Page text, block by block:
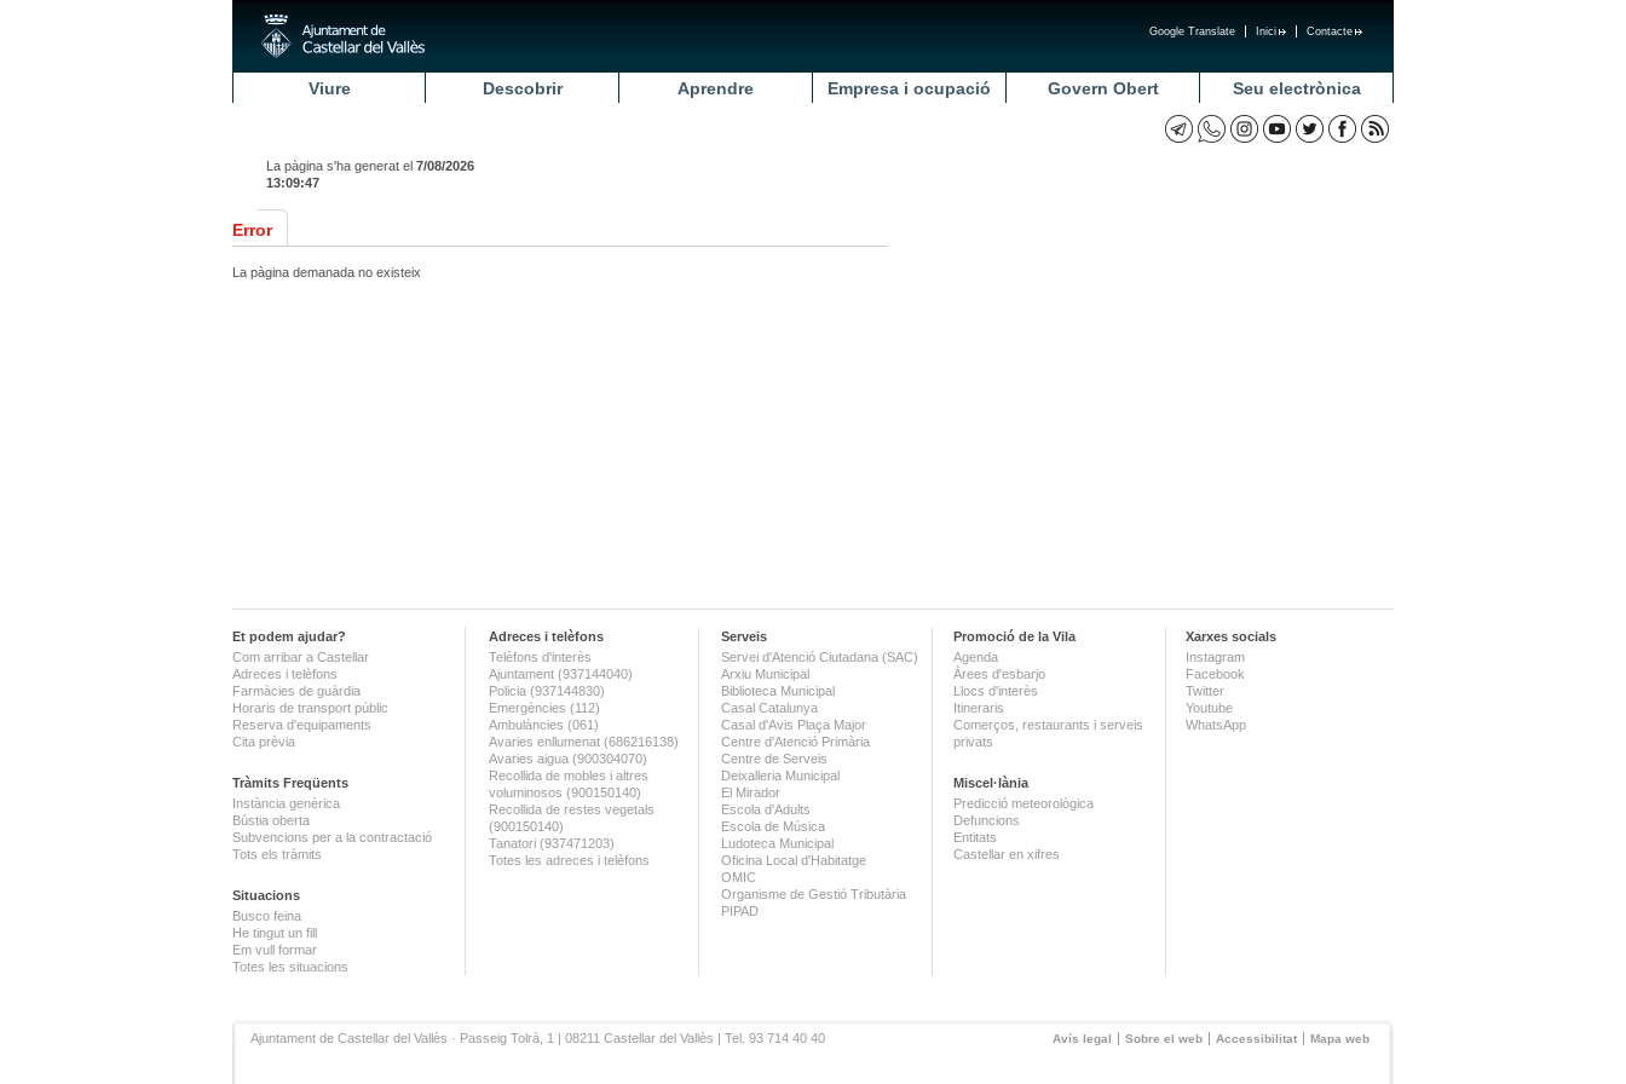
Contacte
Inici
Google Translate
Viure Descobrir Aprendre Empresa i ocupació Govern Obert Seu electrònica
La pàgina s'ha generat el 7/08/2026
13:09:47
Error
La pàgina demanada no existeix
Et podem ajudar?
Com arribar a Castellar
Adreces i telèfons
Farmàcies de guàrdia
Horaris de transport públic
Reserva d'equipaments
Cita prèvia
Tràmits Freqüents
Instància genèrica
Bústia oberta
Subvencions per a la contractació
Tots els tràmits
Situacions
Busco feina
He tingut un fill
Em vull formar
Totes les situacions
Adreces i telèfons
Telèfons d'interès
Ajuntament (937144040)
Policia (937144830)
Emergències (112)
Ambulàncies (061)
Avaries enllumenat (686216138)
Avaries aigua (900304070)
Recollida de mobles i altres
voluminosos (900150140)
Recollida de restes vegetals
(900150140)
Tanatori (937471203)
Totes les adreces i telèfons
Serveis
Servei d'Atenció Ciutadana (SAC)
Arxiu Municipal
Biblioteca Municipal
Casal Catalunya
Casal d'Avis Plaça Major
Centre d'Atenció Primària
Centre de Serveis
Deixalleria Municipal
El Mirador
Escola d'Adults
Escola de Música
Ludoteca Municipal
Oficina Local d'Habitatge
OMIC
Organisme de Gestió Tributària
PIPAD
Promoció de la Vila
Agenda
Àrees d'esbarjo
Llocs d'interès
Itineraris
Comerços, restaurants i serveis
privats
Miscel·lània
Predicció meteorològica
Defuncions
Entitats
Castellar en xifres
Xarxes socials
Instagram
Facebook
Twitter
Youtube
WhatsApp
Avís legal Sobre el web Accessibilitat Mapa web
Ajuntament de Castellar del Vallès · Passeig Tolrà, 1 | 08211 Castellar del Vallès | Tel. 93 714 40 40